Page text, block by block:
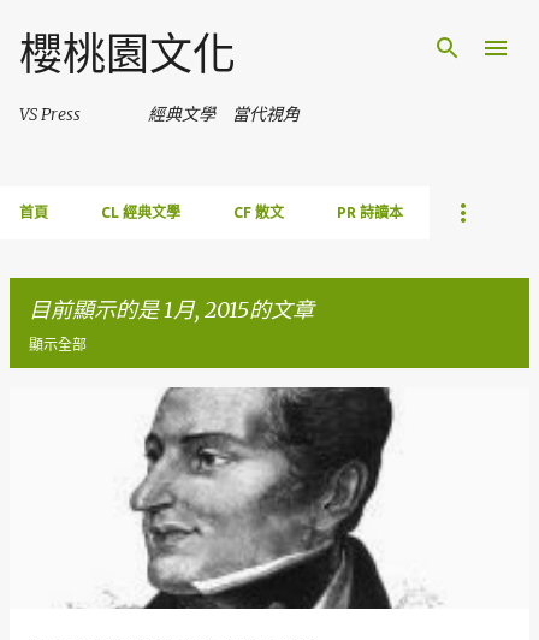
跳到主要內容
櫻桃園文化
VS Press 經典文學 當代視角
首頁 CL 經典文學 CF 散文 PR 詩讀本
目前顯示的是 1月, 2015的文章
顯示全部